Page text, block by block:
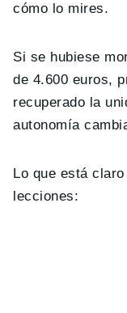
cómo lo mires.
Si se hubiese
de 4.600 euros,
recuperado la
autonomía
Lo que está
lecciones: